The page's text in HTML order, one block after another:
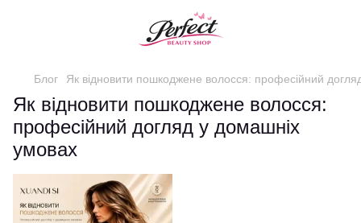
Блог Як відновити пошкоджене волосся: професійний
Як відновити пошкоджене волосся:
професійний догляд у домашніх
умовах